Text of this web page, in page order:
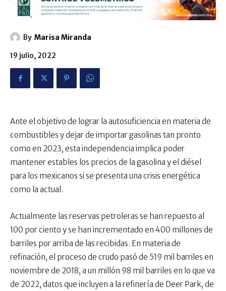
By Marisa Miranda
19 julio, 2022
Ante el objetivo de lograr la autosuficiencia en materia de
combustibles y dejar de importar gasolinas tan pronto
como en 2023, esta independencia implica poder
mantener estables los precios de la gasolina y el diésel
para los mexicanos si se presenta una crisis energética
como la actual.
Actualmente las reservas petroleras se han repuesto al
100 por ciento y se han incrementado en 400 millones de
barriles por arriba de las recibidas. En materia de
refinación, el proceso de crudo pasó de 519 mil barriles en
noviembre de 2018, a un millón 98 mil barriles en lo que va
de 2022, datos que incluyen a la refinería de Deer Park, de